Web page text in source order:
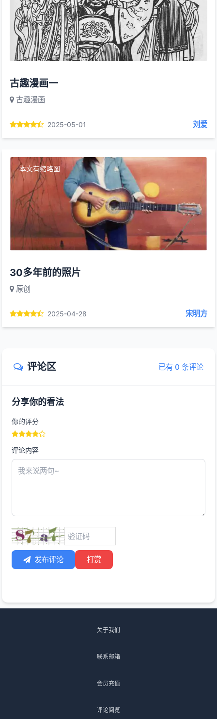
古趣漫画一
古趣漫画
2025-05-01 刘爱
本文有缩略图
30多年前的照片
原创
2025-04-28 宋明方
评论区 已有 0 条评论
分享你的看法
你的评分
评论内容
发布评论 打赏
关于我们
联系邮箱
会员充值
评论阅览